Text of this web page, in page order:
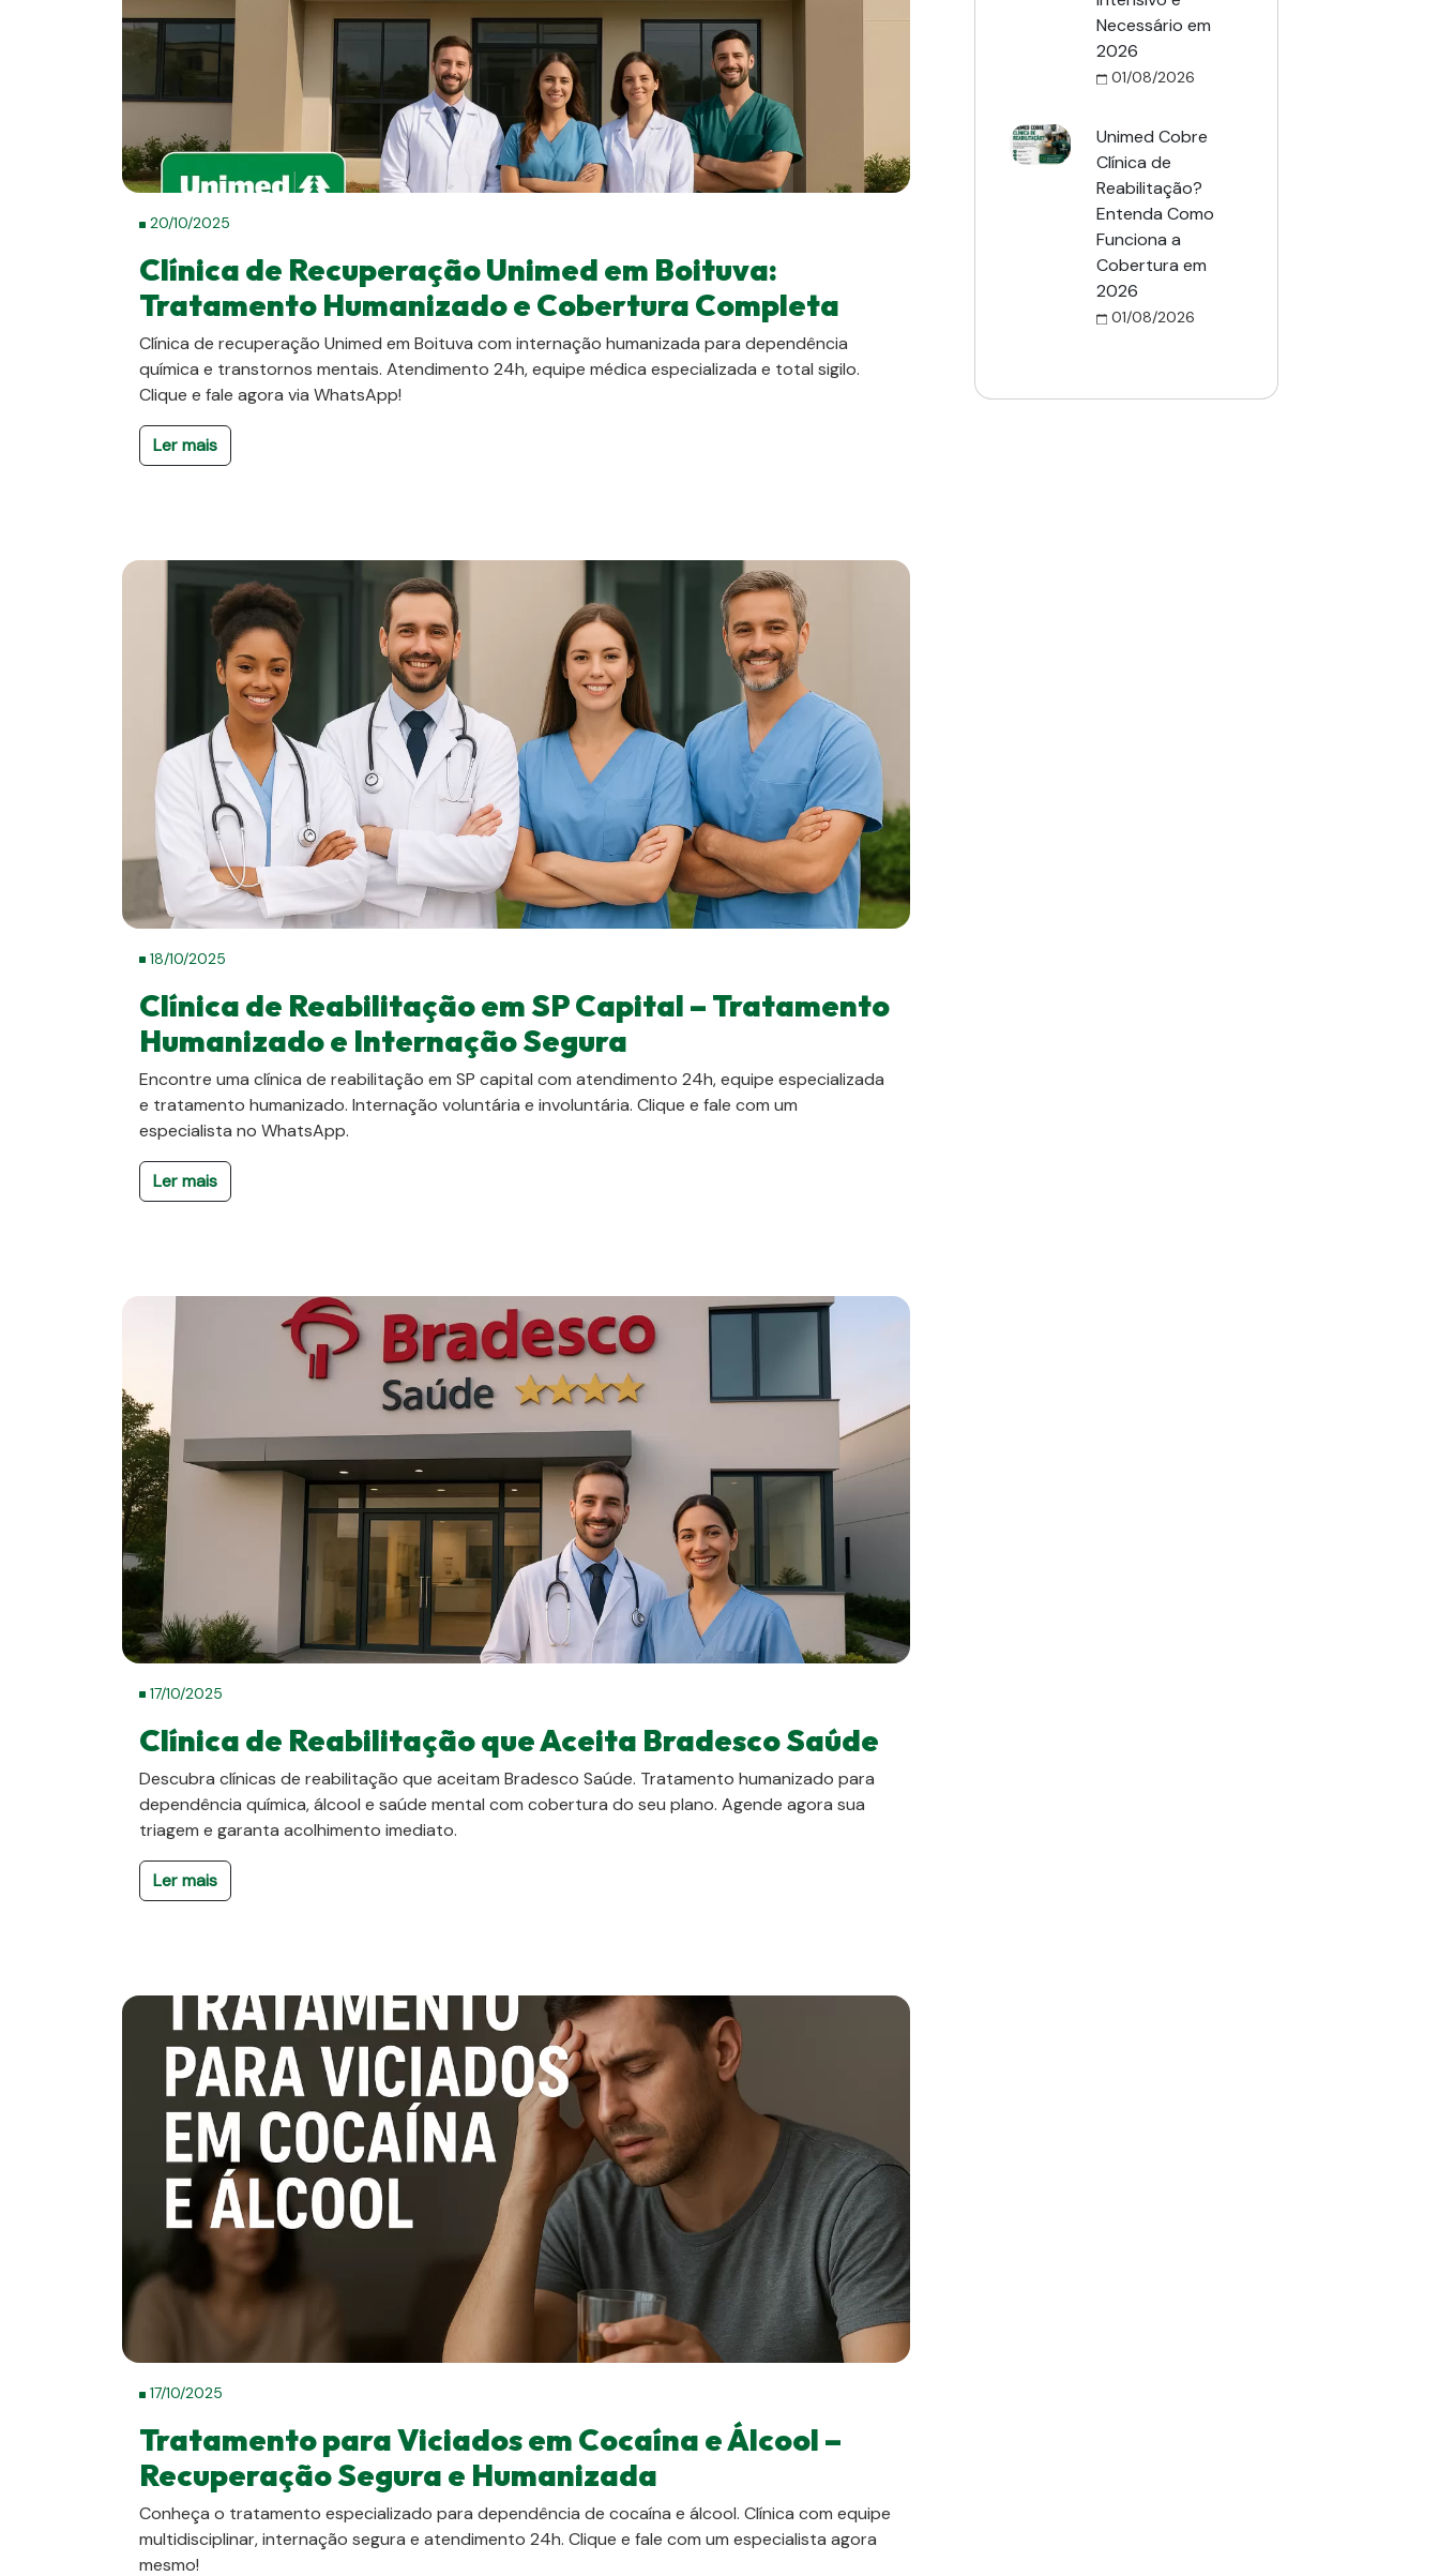
20/10/2025
Clínica de Recuperação Unimed em Boituva:
Tratamento Humanizado e Cobertura Completa
Clínica de recuperação Unimed em Boituva com internação humanizada para dependência
química e transtornos mentais. Atendimento 24h, equipe médica especializada e total sigilo.
Clique e fale agora via WhatsApp!
Ler mais
18/10/2025
Clínica de Reabilitação em SP Capital – Tratamento
Humanizado e Internação Segura
Encontre uma clínica de reabilitação em SP capital com atendimento 24h, equipe especializada
e tratamento humanizado. Internação voluntária e involuntária. Clique e fale com um
especialista no WhatsApp.
Ler mais
17/10/2025
Clínica de Reabilitação que Aceita Bradesco Saúde
Descubra clínicas de reabilitação que aceitam Bradesco Saúde. Tratamento humanizado para
dependência química, álcool e saúde mental com cobertura do seu plano. Agende agora sua
triagem e garanta acolhimento imediato.
Ler mais
17/10/2025
Tratamento para Viciados em Cocaína e Álcool –
Recuperação Segura e Humanizada
Conheça o tratamento especializado para dependência de cocaína e álcool. Clínica com equipe
multidisciplinar, internação segura e atendimento 24h. Clique e fale com um especialista agora
mesmo!
Necessário em
2026
01/08/2026
Unimed Cobre
Clínica de
Reabilitação?
Entenda Como
Funciona a
Cobertura em
2026
01/08/2026